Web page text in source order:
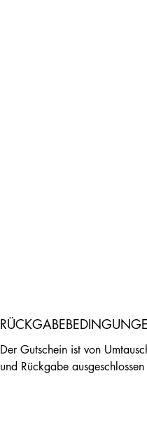
Der Gutschein ist von
und Rückgabe ausgeschlossen